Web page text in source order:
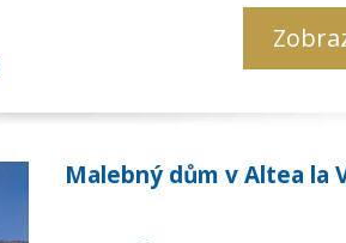
Malebný dům v Altea la